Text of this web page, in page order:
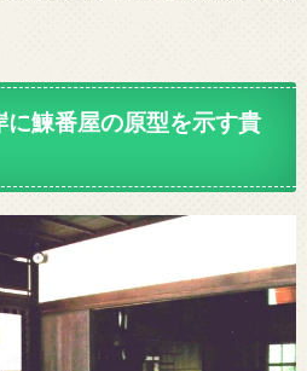
鰊番屋の原型を示す貴